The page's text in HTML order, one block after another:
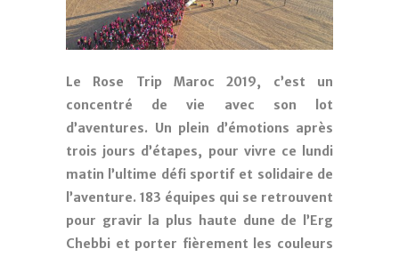
Le Rose Trip Maroc 2019, c’est un
concentré de vie avec son lot
d’aventures. Un plein d’émotions après
trois jours d’étapes, pour vivre ce lundi
matin l’ultime défi sportif et solidaire de
l’aventure. 183 équipes qui se retrouvent
pour gravir la plus haute dune de l’Erg
Chebbi et porter fièrement les couleurs